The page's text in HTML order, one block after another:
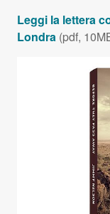
Leggi la lettera
Londra (pdf,